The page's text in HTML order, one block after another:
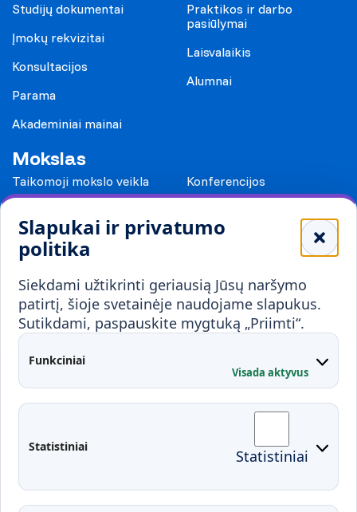
Slapukai ir privatumo
politika
Siekdami užtikrinti geriausią Jūsų naršymo
patirtį, šioje svetainėje naudojame slapukus.
Sutikdami, paspauskite mygtuką „Priimti“.
Funkciniai
Visada aktyvus
Statistiniai Statistiniai
Studijų dokumentai
Įmokų rekvizitai
Konsultacijos
Parama
Akademiniai mainai
Praktikos ir darbo
pasiūlymai
Laisvalaikis
Alumnai
Mokslas
Taikomoji mokslo veikla
Konferencijos
Mokykloms
Visuomenei ir verslui
Mokymai ir konsultavimas
Partnerystės
Karjera
Kontaktai
Administracija
Fakultetai
Studentų atstovybė
Moodle